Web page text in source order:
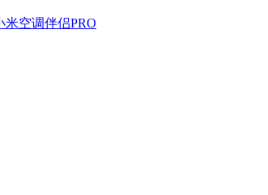
米空调伴侣PRO